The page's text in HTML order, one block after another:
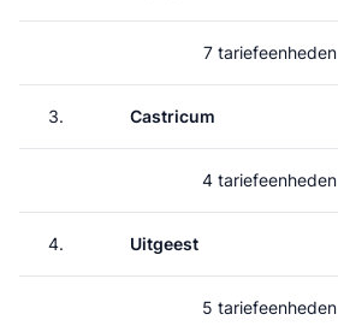
7 tariefeenheden
3. Castricum
4 tariefeenheden
4. Uitgeest
5 tariefeenheden